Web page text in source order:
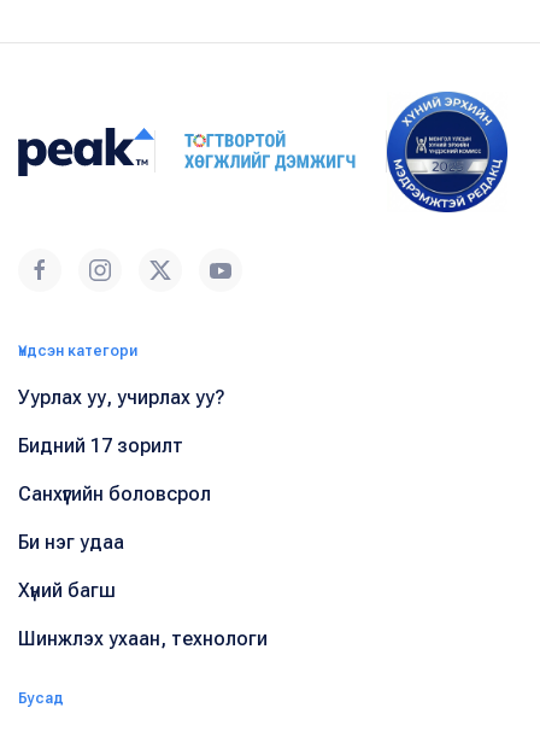
Үндсэн категори
Уурлах уу, учирлах уу?
Бидний 17 зорилт
Санхүүгийн боловсрол
Би нэг удаа
Хүний багш
Шинжлэх ухаан, технологи
Бусад